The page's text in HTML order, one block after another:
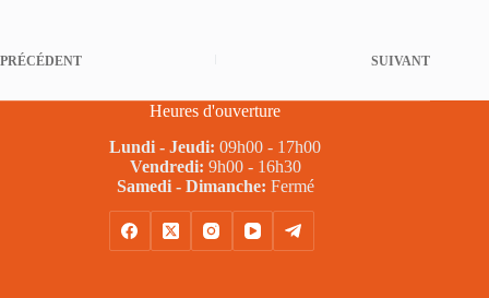
PRÉCÉDENT SUIVANT
Heures d'ouverture
Lundi - Jeudi: 09h00 - 17h00
Vendredi: 9h00 - 16h30
Samedi - Dimanche: Fermé